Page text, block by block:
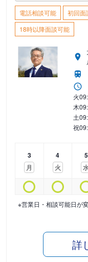
電話相談可能 初回面
18時以降面談可能
火
木
土
祝
3
月
4
火
5
※営業日・相談可能日が
詳